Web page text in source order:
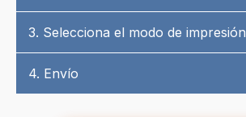
3. Selecciona el modo de impresión
4. Envío